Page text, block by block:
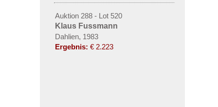
Auktion 288 - Lot 520
Klaus Fussmann
Dahlien, 1983
Ergebnis: € 2.223